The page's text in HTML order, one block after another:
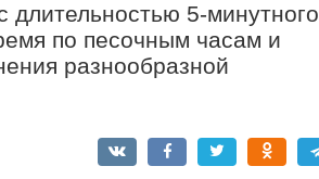
5-минутного
по песочным часам и
разнообразной